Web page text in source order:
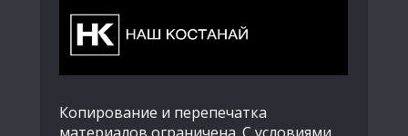
Копирование и перепечатка